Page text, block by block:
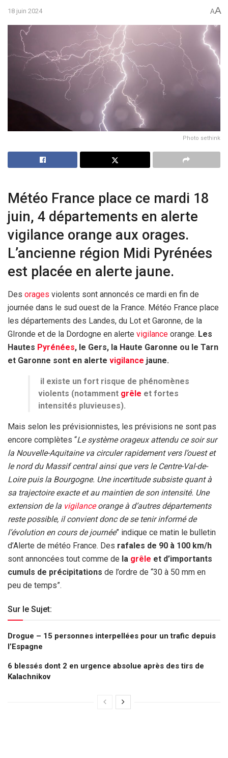
18 juin 2024 AA
Photo sethink
Météo France place ce mardi 18
juin, 4 départements en alerte
vigilance orange aux orages.
L’ancienne région Midi Pyrénées
est placée en alerte jaune.
Des orages violents sont annoncés ce mardi en fin de
journée dans le sud ouest de la France. Météo France place
les départements des Landes, du Lot et Garonne, de la
GIronde et de la Dordogne en alerte vigilance orange. Les
Hautes Pyrénées, le Gers, la Haute Garonne ou le Tarn
et Garonne sont en alerte vigilance jaune.
il existe un fort risque de phénomènes
violents (notamment grêle et fortes
intensités pluvieuses).
Mais selon les prévisionnistes, les prévisions ne sont pas
encore complètes “Le système orageux attendu ce soir sur
la Nouvelle-Aquitaine va circuler rapidement vers l’ouest et
le nord du Massif central ainsi que vers le Centre-Val-de-
Loire puis la Bourgogne. Une incertitude subsiste quant à
sa trajectoire exacte et au maintien de son intensité. Une
extension de la vigilanceorange à d’autres départements
reste possible, il convient donc de se tenir informé de
l’évolution en cours de journée” indique ce matin le bulletin
d’Alerte de météo France. Des rafales de 90 à 100 km/h
sont annoncées tout comme de la grêle et d’importants
cumuls de précipitations de l’ordre de “30 à 50 mm en
peu de temps”.
Sur le Sujet:
Drogue – 15 personnes interpellées pour un trafic depuis
l’Espagne
6 blessés dont 2 en urgence absolue après des tirs de
Kalachnikov